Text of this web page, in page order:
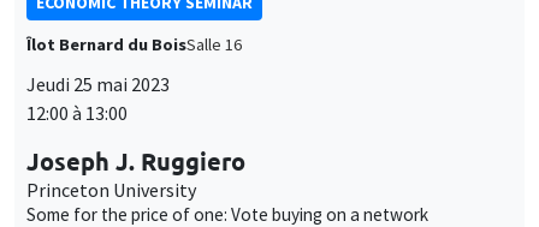
Îlot Bernard du BoisSalle 16
Jeudi 25 mai 2023
12:00 à 13:00
Joseph J. Ruggiero
Princeton University
Some for the price of one: Vote buying on a network